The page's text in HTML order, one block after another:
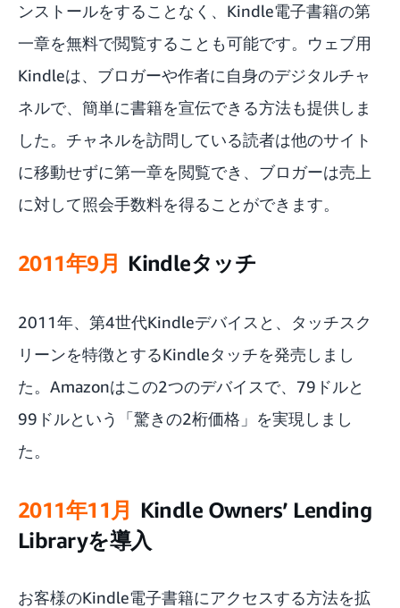
ンストールをすることなく、Kindle電子書籍の第
一章を無料で閲覧することも可能です。ウェブ用
Kindleは、ブロガーや作者に自身のデジタルチャ
ネルで、簡単に書籍を宣伝できる方法も提供しま
した。チャネルを訪問している読者は他のサイト
に移動せずに第一章を閲覧でき、ブロガーは売上
に対して照会手数料を得ることができます。
2011年9月 Kindleタッチ
2011年、第4世代Kindleデバイスと、タッチスク
リーンを特徴とするKindleタッチを発売しまし
た。Amazonはこの2つのデバイスで、79ドルと
99ドルという「驚きの2桁価格」を実現しまし
た。
2011年11月
Kindle Owners’ Lending
Libraryを導入
お客様のKindle電子書籍にアクセスする方法を拡